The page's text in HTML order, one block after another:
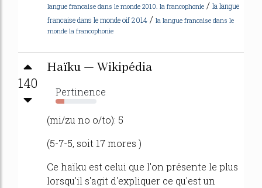
langue francaise dans le monde 2010. la francophonie / la langue
francaise dans le monde oif 2014 / la langue francaise dans le
monde la francophonie
140
Haïku — Wikipédia
Pertinence
22%
(mi/zu no o/to): 5
(5-7-5, soit 17 mores )
Ce haïku est celui que l'on présente le plus
lorsqu'il s'agit d'expliquer ce qu'est un